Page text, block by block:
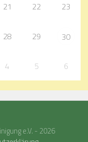
21 22 23
28 29 30
4 5 6
e.V. - 2026